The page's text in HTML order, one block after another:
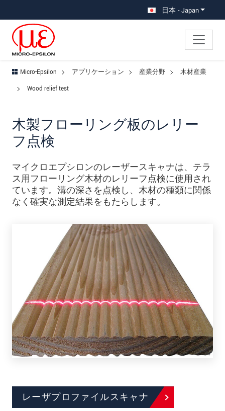
日本 - Japan
Micro-Epsilon アプリケーション 産業分野
木材産業
Wood relief test
木製フローリング板のレリー
フ点検
マイクロエプシロンのレーザースキャナは、テラ
ス用フローリング木材のレリーフ点検に使用され
ています。溝の深さを点検し、木材の種類に関係
なく確実な測定結果をもたらします。
レーザプロファイルスキャナ